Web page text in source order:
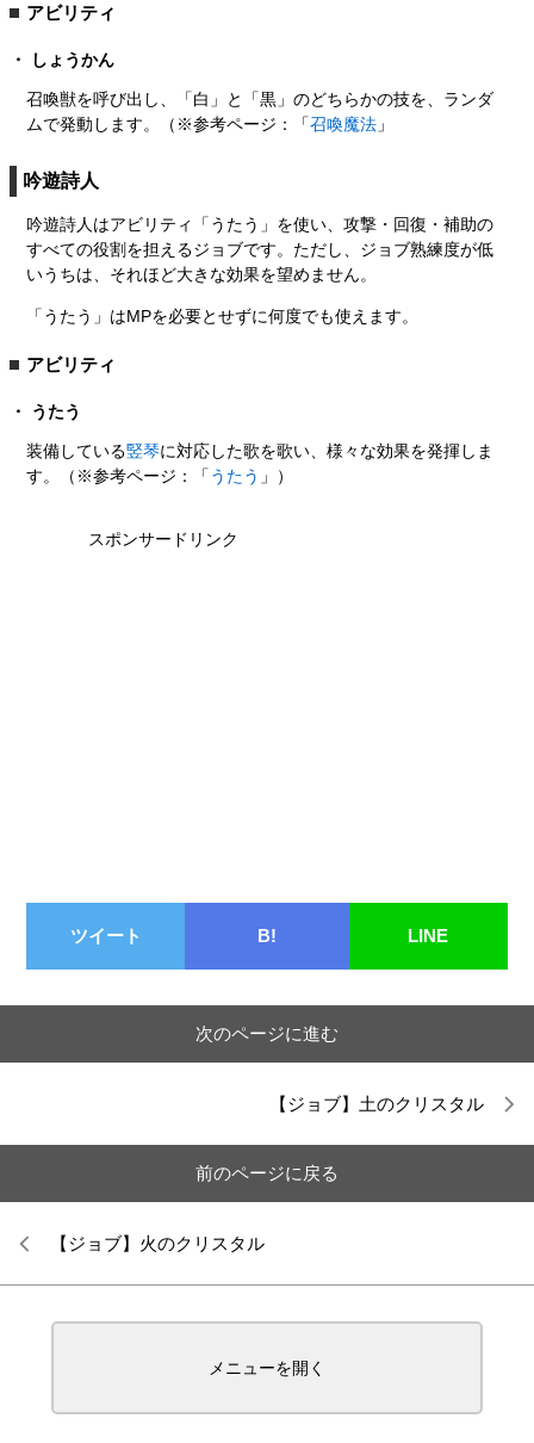
アビリティ
しょうかん
召喚獣を呼び出し、「白」と「黒」のどちらかの技を、ランダ
ムで発動します。（※参考ページ：「召喚魔法 」
吟遊詩人
吟遊詩人はアビリティ「うたう」を使い、攻撃・回復・補助の
すべての役割を担えるジョブです。ただし、ジョブ熟練度が低
いうちは、それほど大きな効果を望めません。
「うたう」はMPを必要とせずに何度でも使えます。
アビリティ
うたう
装備している竪琴に対応した歌を歌い、様々な効果を発揮しま
す。（※参考ページ：「 うたう 」）
スポンサードリンク
ツイート B! LINE
次のページに進む
【ジョブ】土のクリスタル
前のページに戻る
【ジョブ】火のクリスタル
メニューを開く